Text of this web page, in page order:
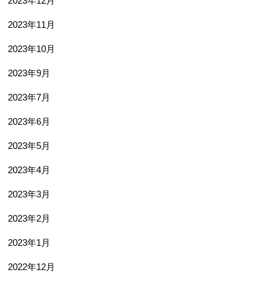
2023年11月
2023年10月
2023年9月
2023年7月
2023年6月
2023年5月
2023年4月
2023年3月
2023年2月
2023年1月
2022年12月